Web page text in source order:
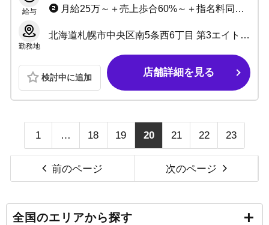
給与
月給25万～＋売上歩合60%～＋指名料同伴料場内指名料全額バック＋各種バック＋各種手当＋ボーナス有り
勤務地
北海道札幌市中央区南5条西6丁目 第3エイトビル 5階
検討中に追加 店舗詳細を見る
1 … 18 19 20 21 22 23
前のページ 次のページ
全国のエリアから探す